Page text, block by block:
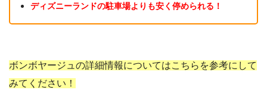
ディズニーランドの駐車場よりも安く停められる！
ボンボヤージュの詳細情報についてはこちらを参考にして
みてください！